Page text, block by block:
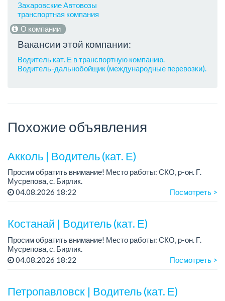
Захаровские Автовозы
транспортная компания
О компании
Вакансии этой компании:
Водитель кат. Е в транспортную компанию.
Водитель-дальнобойщик (международные перевозки).
Похожие объявления
Акколь | Водитель (кат. Е)
Просим обратить внимание! Место работы: СКО, р-он. Г.
Мусрепова, с. Бирлик.
04.08.2026 18:22 Посмотреть >
Костанай | Водитель (кат. Е)
Просим обратить внимание! Место работы: СКО, р-он. Г.
Мусрепова, с. Бирлик.
04.08.2026 18:22 Посмотреть >
Петропавловск | Водитель (кат. Е)